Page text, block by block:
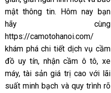
mật thông tin. Hôm nay bạn
hãy cùng
https://camotohanoi.com/
khám phá chi tiết dịch vụ cầm
đồ uy tín, nhận cầm ô tô, xe
máy, tài sản giá trị cao với lãi
suất minh bạch và quy trình rõ